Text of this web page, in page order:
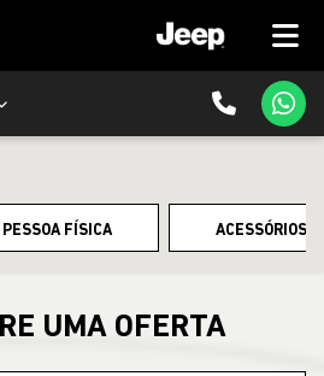
PESSOA FÍSICA ACESSÓRIOS
UMA OFERTA